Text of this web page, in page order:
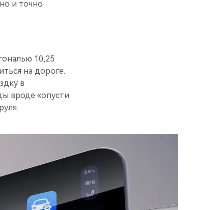
и точно.
10,25
на дороге.
в
вроде «опусти